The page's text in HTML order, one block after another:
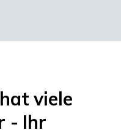
viele
- Ihr